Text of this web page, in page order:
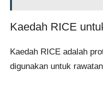
Kaedah RICE
Kaedah RICE adalah
digunakan untuk